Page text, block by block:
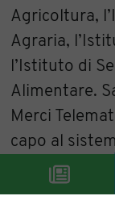
Agricoltura,
Agraria,
l’Istituto di
Alimentare.
Merci
capo al
diversi
operatori del